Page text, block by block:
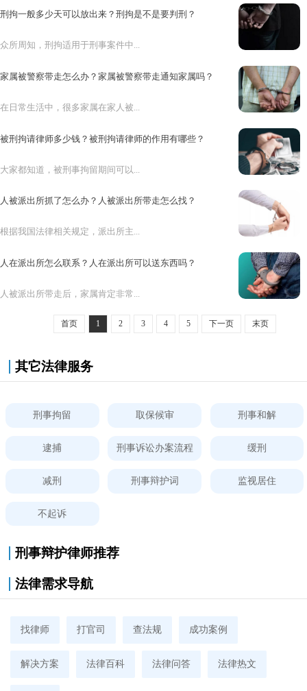
刑拘一般多少天可以放出来？刑拘是不是要判刑？
众所周知，刑拘适用于刑事案件中...
家属被警察带走怎么办？家属被警察带走通知家属吗？
在日常生活中，很多家属在家人被...
被刑拘请律师多少钱？被刑拘请律师的作用有哪些？
大家都知道，被刑事拘留期间可以...
人被派出所抓了怎么办？人被派出所带走怎么找？
根据我国法律相关规定，派出所主...
人在派出所怎么联系？人在派出所可以送东西吗？
人被派出所带走后，家属肯定非常...
首页 1 2 3 4 5 下一页 末页
其它法律服务
刑事拘留 取保候审 刑事和解
逮捕 刑事诉讼办案流程 缓刑
减刑 刑事辩护词 监视居住
不起诉
刑事辩护律师推荐
法律需求导航
找律师 打官司 查法规 成功案例
解决方案 法律百科 法律问答 法律热文